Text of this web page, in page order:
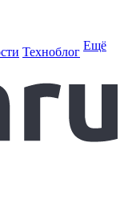
Техноблог Ещё